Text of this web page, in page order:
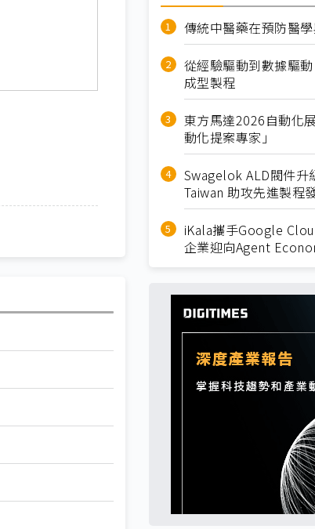
傳統中醫藥在預防醫
從經驗驅動到數據驅
成型製程
東方馬達2026自動化
動化提案專家」
Swagelok ALD閥件升
Taiwan 助攻先進製程
iKala攜手Google
企業迎向Agent